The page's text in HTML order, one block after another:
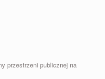
przestrzeni publicznej na